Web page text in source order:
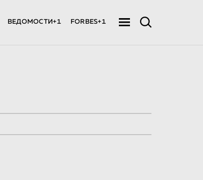
ВЕДОМОСТИ+1 FORBES+1